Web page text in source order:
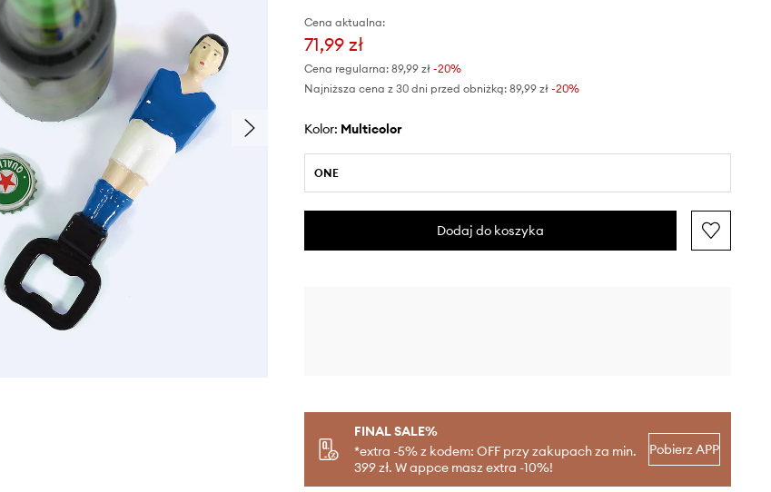
Cena aktualna:
71,99 zł
Cena regularna: 89,99 zł-20%
Najniższa cena z 30 dni przed obniżką: 89,99 zł -20%
Kolor: multicolor
ONE
Dodaj do koszyka
FINAL SALE%
*extra -5% z kodem: OFF przy zakupach za min.
399 zł. W appce masz extra -10%!
Pobierz APP